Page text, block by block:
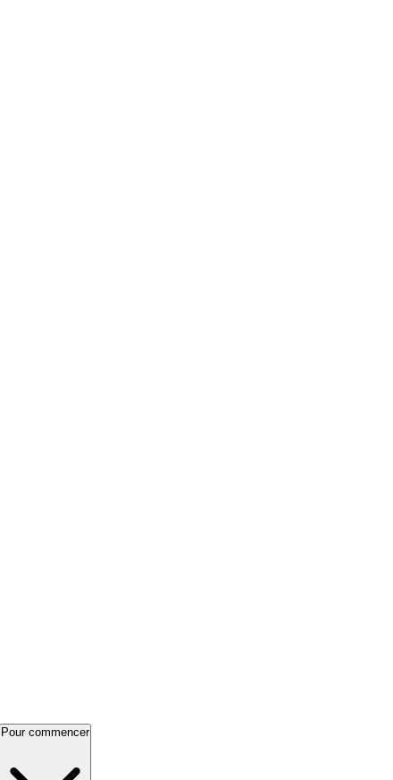
Pour commencer